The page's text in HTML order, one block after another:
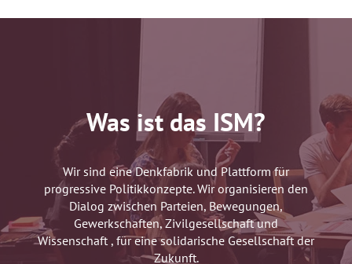
Was ist das ISM?
Wir sind eine Denkfabrik und Plattform für
progressive Politikkonzepte. Wir organisieren den
Dialog zwischen Parteien, Bewegungen,
Gewerkschaften, Zivilgesellschaft und
Wissenschaft , für eine solidarische Gesellschaft der
Zukunft.